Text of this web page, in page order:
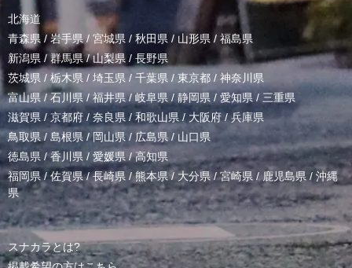
北海道
青森県 / 岩手県/ 宮城県 / 秋田県 / 山形県/ 福島県
新潟県 /群馬県/山梨県 / 長野県
茨城県 / 栃木県 / 埼玉県 / 千葉県 / 東京都 / 神奈川県
富山県 /石川県/福井県/岐阜県 / 静岡県 / 愛知県 / 三重県
滋賀県 / 京都府 / 奈良県 / 和歌山県/ 大阪府 /兵庫県
鳥取県/ 島根県 /岡山県/ 広島県 / 山口県
徳島県 /香川県 / 愛媛県/高知県
福岡県/佐賀県/長崎県 /熊本県/ 大分県/宮崎県 /鹿児島県 / 沖縄
県
スナカラとは?